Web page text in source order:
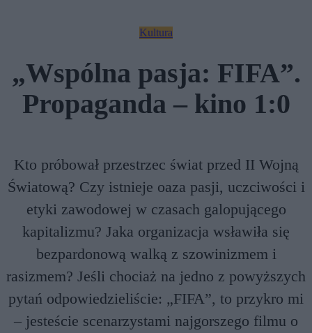
Kultura
„Wspólna pasja: FIFA”.
Propaganda – kino 1:0
Kto próbował przestrzec świat przed II Wojną
Światową? Czy istnieje oaza pasji, uczciwości i
etyki zawodowej w czasach galopującego
kapitalizmu? Jaka organizacja wsławiła się
bezpardonową walką z szowinizmem i
rasizmem? Jeśli chociaż na jedno z powyższych
pytań odpowiedzieliście: „FIFA”, to przykro mi
– jesteście scenarzystami najgorszego filmu o